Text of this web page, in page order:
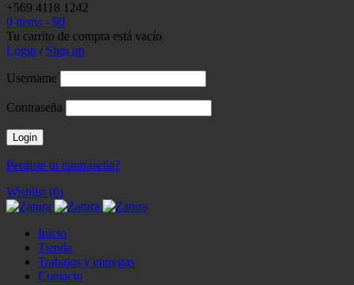
+569 4118 1242
0 items - $0
Tu carrito de compra está vacío
Login / Sign up
Username
Contraseña
Perdiste tu contraseña?
Wishlist (0)
Inicio
Tienda
Trabajos y entregas
Contacto